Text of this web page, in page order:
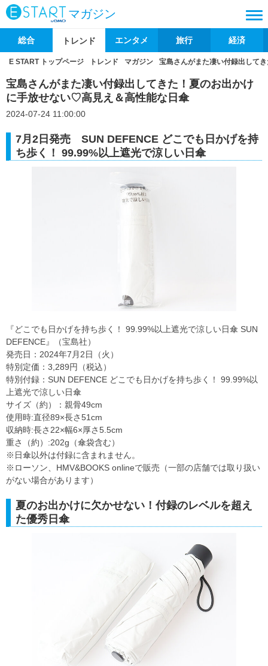
マガジン
総合 トレンド エンタメ 旅行 経済
E START トップページ トレンド マガジン 宝島さんがまた凄い付録出して
宝島さんがまた凄い付録出してきた！夏のお出かけ
に手放せない♡高見え＆高性能な日傘
2024-07-24 11:00:00
7月2日発売 SUN DEFENCE どこでも日かげを持
ち歩く！ 99.99%以上遮光で涼しい日傘
『どこでも日かげを持ち歩く！ 99.99%以上遮光で涼しい日傘 SUN
DEFENCE』（宝島社）
発売日：2024年7月2日（火）
特別定価：3,289円（税込）
特別付録：SUN DEFENCE どこでも日かげを持ち歩く！ 99.99%以
上遮光で涼しい日傘
サイズ（約）：親骨49cm
使用時:直径89×長さ51cm
収納時:長さ22×幅6×厚さ5.5cm
重さ（約）:202g（傘袋含む）
※日傘以外は付録に含まれません。
※ローソン、HMV&BOOKS onlineで販売（一部の店舗では取り扱い
がない場合があります）
夏のお出かけに欠かせない！付録のレベルを超え
た優秀日傘